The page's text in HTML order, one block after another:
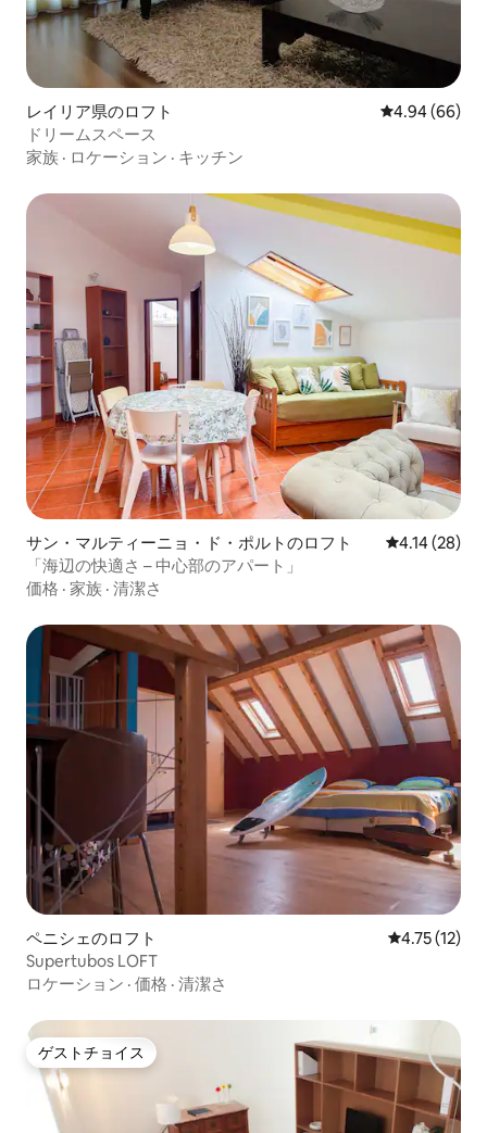
レイリア県のロフト レビュー66件
4.94 (66)
ドリームスペース
家族 · ロケーション · キッチン
サン・マルティーニョ・ド・ポルトのロフト レビュー28
4.14 (28)
「海辺の快適さ – 中心部のアパート」
価格 · 家族 · 清潔さ
ペニシェのロフト レビュー12
4.75 (12)
Supertubos LOFT
ロケーション · 価格 · 清潔さ
ゲストチョイス
ゲストチョイス